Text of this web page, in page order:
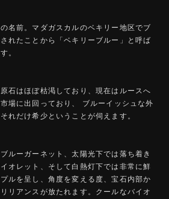
名前。マダガスカルのベキリー地区でブ
れたことから「ベキリーブルー」と呼ば
。
石はほぼ枯渇しており、現在はルースへ
場に出回っており、 ブルーイッシュな外
れだけ希少ということが伺えます。
ルーガーネット、太陽光下では落ち着き
オレット、そして白熱灯下では非常に鮮
ルを呈し、角度を変える度、宝石内部か
リアンスが放たれます。クールなバイオ